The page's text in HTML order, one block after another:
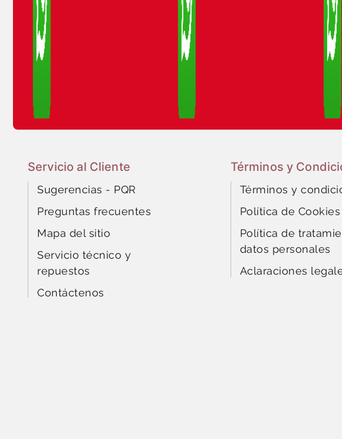
Servicio al Cliente
Sugerencias - PQR
Preguntas frecuentes
Mapa del sitio
Servicio técnico y
repuestos
Contáctenos
Términos y
Términos y
Política de Cookies
Política de
datos personales
Aclaraciones